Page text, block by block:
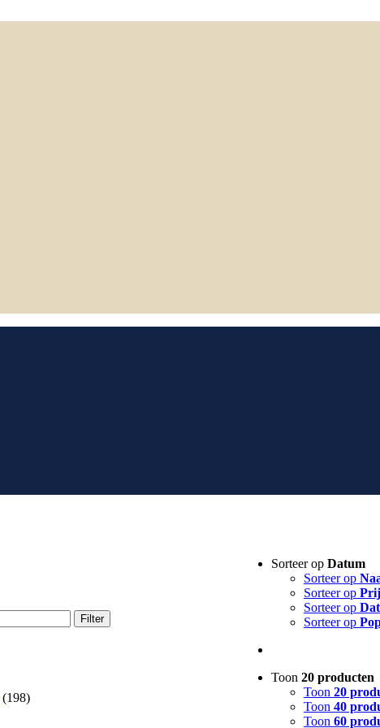
Sorteer op Datum
Sorteer op
Sorteer op
Sorteer op
Sorteer op
Toon 20 producten
Toon 20
Toon 40
Toon 60
Filter
(198)